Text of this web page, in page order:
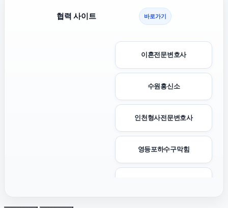
협력 사이트 바로가기
이혼전문변호사
수원흥신소
인천형사전문변호사
영등포하수구막힘